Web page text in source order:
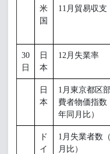
米
国
11月貿易収支
30
日
日
本
12月失業率
日
本
1月東京都区
費者物価指数
年同月比）
ド
イ
1月失業者数
月比）